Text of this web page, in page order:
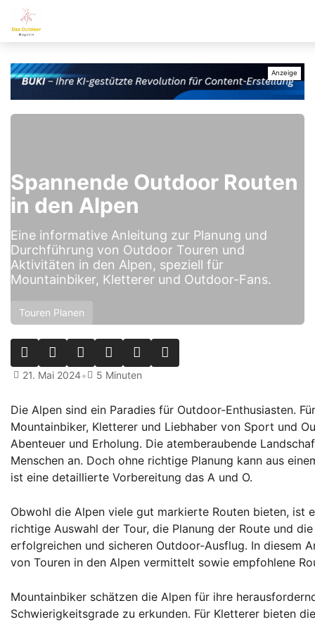
Spannende Outdoor Routen
in den Alpen
Eine informative Anleitung zur Planung und
Durchführung von Outdoor Touren und
Aktivitäten in den Alpen, speziell für
Mountainbiker, Kletterer und Outdoor-Fans.
Touren Planen
21. Mai 2024• 5 Minuten
Die Alpen sind ein Paradies für Outdoor-Enthusiasten.
Mountainbiker, Kletterer und Liebhaber von Sport und
Abenteuer und Erholung. Die atemberaubende
Menschen an. Doch ohne richtige Planung kann aus
ist eine detaillierte Vorbereitung das A und O.
Obwohl die Alpen viele gut markierte Routen bieten, ist
richtige Auswahl der Tour, die Planung der Route und
erfolgreichen und sicheren Outdoor-Ausflug. In diesem
von Touren in den Alpen vermittelt sowie empfohlene
Mountainbiker schätzen die Alpen für ihre
Schwierigkeitsgrade zu erkunden. Für Kletterer bieten